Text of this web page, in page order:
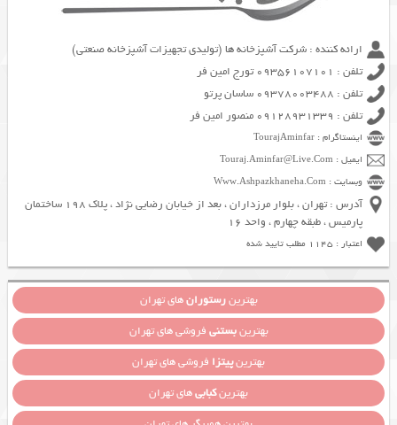
ارائه کننده : شرکت آشپزخانه ها (تولیدی تجهیزات آشپزخانه صنعتی)
تلفن : 09356107101 تورج امین فر
تلفن : 09378003488 ساسان پرتو
تلفن : 09128931339 منصور امین فر
اینستاگرام : TourajAminfar
ایمیل : Touraj.Aminfar@Live.Com
وبسایت : Www.Ashpazkhaneha.Com
آدرس : تهران ، بلوار مرزداران ، بعد از خیابان رضایی نژاد ، پلاک 198 ساختمان
پارمیس ، طبقه چهارم ، واحد 16
اعتبار : 1145 مطلب تایید شده
بهترینرستورانهای تهران
بهترینبستنی فروشی های تهران
بهترینپیتزا فروشی های تهران
بهترینکبابیهای تهران